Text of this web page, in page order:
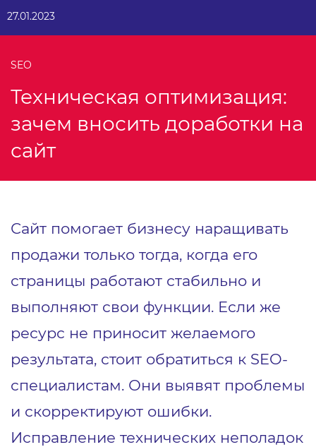
27.01.2023
SEO
Техническая оптимизация:
зачем вносить доработки на
сайт
Сайт помогает бизнесу наращивать
продажи только тогда, когда его
страницы работают стабильно и
выполняют свои функции. Если же
ресурс не приносит желаемого
результата, стоит обратиться к SEO-
специалистам. Они выявят проблемы
и скорректируют ошибки.
Исправление технических неполадок